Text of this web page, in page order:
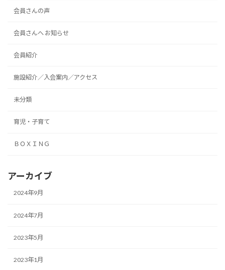
会員さんの声
会員さんへ お知らせ
会員紹介
施設紹介／入会案内／アクセス
未分類
育児・子育て
ＢＯＸＩＮＧ
アーカイブ
2024年9月
2024年7月
2023年5月
2023年1月